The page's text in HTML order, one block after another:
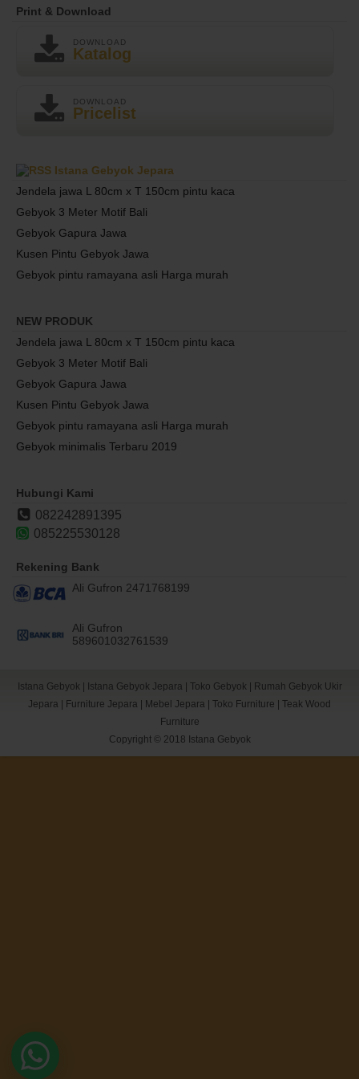
Print & Download
DOWNLOAD
Katalog
DOWNLOAD
Pricelist
Istana Gebyok Jepara
Jendela jawa L 80cm x T 150cm pintu kaca
Gebyok 3 Meter Motif Bali
Gebyok Gapura Jawa
Kusen Pintu Gebyok Jawa
Gebyok pintu ramayana asli Harga murah
NEW PRODUK
Jendela jawa L 80cm x T 150cm pintu kaca
Gebyok 3 Meter Motif Bali
Gebyok Gapura Jawa
Kusen Pintu Gebyok Jawa
Gebyok pintu ramayana asli Harga murah
Gebyok minimalis Terbaru 2019
Hubungi Kami
082242891395
085225530128
Rekening Bank
Ali Gufron 2471768199
Ali Gufron
589601032761539
Istana Gebyok| Istana Gebyok Jepara Toko Gebyok|
Rumah Gebyok Ukir
Jepara
Furniture Jepara Mebel Jepara Toko Furniture
Teak Wood
Furniture
Copyright © 2018 Istana Gebyok